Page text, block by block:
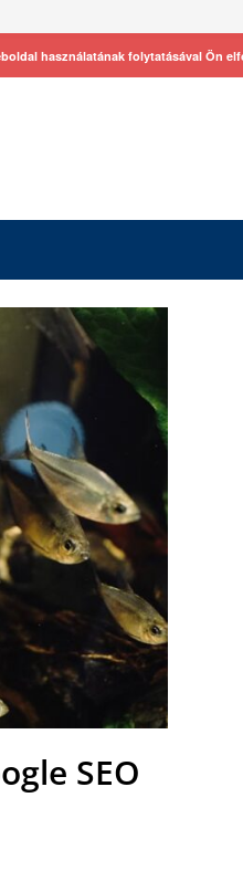
SEO
használatának folytatásával Ön